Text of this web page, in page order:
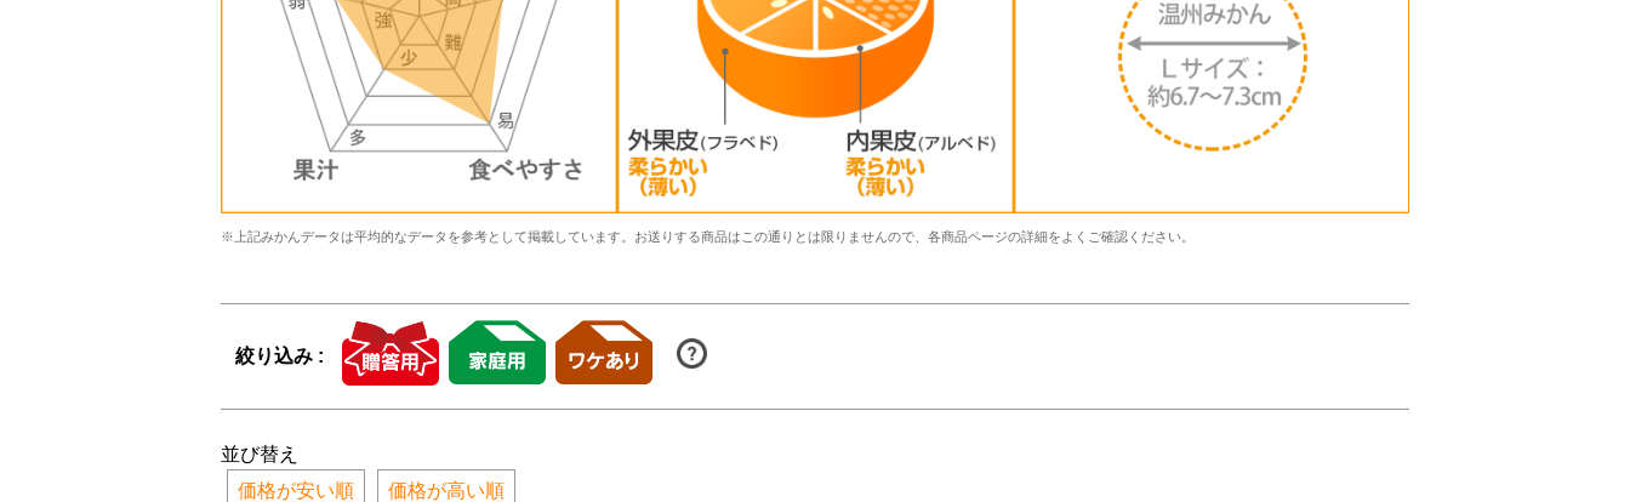
※上記みかんデータは平均的なデータを参考として掲載しています。お送りする商品はこの通りとは限りませんので、各商品ページの詳細をよくご確認ください。
絞り込み :
並び替え
価格が安い順
価格が高い順